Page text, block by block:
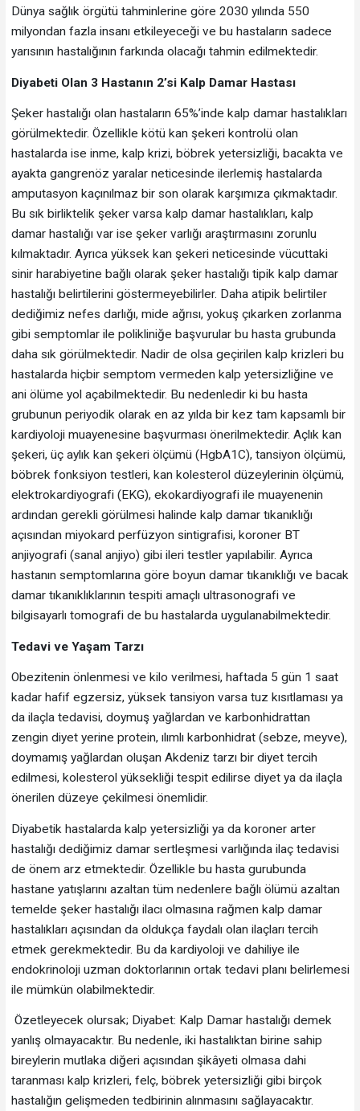
Dünya sağlık örgütü tahminlerine göre 2030 yılında 550
milyondan fazla insanı etkileyeceği ve bu hastaların sadece
yarısının hastalığının farkında olacağı tahmin edilmektedir.
Diyabeti Olan 3 Hastanın 2’si Kalp Damar Hastası
Şeker hastalığı olan hastaların 65%’inde kalp damar hastalıkları
görülmektedir. Özellikle kötü kan şekeri kontrolü olan
hastalarda ise inme, kalp krizi, böbrek yetersizliği, bacakta ve
ayakta gangrenöz yaralar neticesinde ilerlemiş hastalarda
amputasyon kaçınılmaz bir son olarak karşımıza çıkmaktadır.
Bu sık birliktelik şeker varsa kalp damar hastalıkları, kalp
damar hastalığı var ise şeker varlığı araştırmasını zorunlu
kılmaktadır. Ayrıca yüksek kan şekeri neticesinde vücuttaki
sinir harabiyetine bağlı olarak şeker hastalığı tipik kalp damar
hastalığı belirtilerini göstermeyebilirler. Daha atipik belirtiler
dediğimiz nefes darlığı, mide ağrısı, yokuş çıkarken zorlanma
gibi semptomlar ile polikliniğe başvurular bu hasta grubunda
daha sık görülmektedir. Nadir de olsa geçirilen kalp krizleri bu
hastalarda hiçbir semptom vermeden kalp yetersizliğine ve
ani ölüme yol açabilmektedir. Bu nedenledir ki bu hasta
grubunun periyodik olarak en az yılda bir kez tam kapsamlı bir
kardiyoloji muayenesine başvurması önerilmektedir. Açlık kan
şekeri, üç aylık kan şekeri ölçümü (HgbA1C), tansiyon ölçümü,
böbrek fonksiyon testleri, kan kolesterol düzeylerinin ölçümü,
elektrokardiyografi (EKG), ekokardiyografi ile muayenenin
ardından gerekli görülmesi halinde kalp damar tıkanıklığı
açısından miyokard perfüzyon sintigrafisi, koroner BT
anjiyografi (sanal anjiyo) gibi ileri testler yapılabilir. Ayrıca
hastanın semptomlarına göre boyun damar tıkanıklığı ve bacak
damar tıkanıklıklarının tespiti amaçlı ultrasonografi ve
bilgisayarlı tomografi de bu hastalarda uygulanabilmektedir.
Tedavi ve Yaşam Tarzı
Obezitenin önlenmesi ve kilo verilmesi, haftada 5 gün 1 saat
kadar hafif egzersiz, yüksek tansiyon varsa tuz kısıtlaması ya
da ilaçla tedavisi, doymuş yağlardan ve karbonhidrattan
zengin diyet yerine protein, ılımlı karbonhidrat (sebze, meyve),
doymamış yağlardan oluşan Akdeniz tarzı bir diyet tercih
edilmesi, kolesterol yüksekliği tespit edilirse diyet ya da ilaçla
önerilen düzeye çekilmesi önemlidir.
Diyabetik hastalarda kalp yetersizliği ya da koroner arter
hastalığı dediğimiz damar sertleşmesi varlığında ilaç tedavisi
de önem arz etmektedir. Özellikle bu hasta gurubunda
hastane yatışlarını azaltan tüm nedenlere bağlı ölümü azaltan
temelde şeker hastalığı ilacı olmasına rağmen kalp damar
hastalıkları açısından da oldukça faydalı olan ilaçları tercih
etmek gerekmektedir. Bu da kardiyoloji ve dahiliye ile
endokrinoloji uzman doktorlarının ortak tedavi planı belirlemesi
ile mümkün olabilmektedir.
Özetleyecek olursak; Diyabet: Kalp Damar hastalığı demek
yanlış olmayacaktır. Bu nedenle, iki hastalıktan birine sahip
bireylerin mutlaka diğeri açısından şikâyeti olmasa dahi
taranması kalp krizleri, felç, böbrek yetersizliği gibi birçok
hastalığın gelişmeden tedbirinin alınmasını sağlayacaktır.